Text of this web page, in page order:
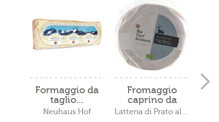
Formaggio da
taglio...
Neuhaus Hof
Fromaggio
caprino da
taglio...
Latteria di Prato allo Stelvio